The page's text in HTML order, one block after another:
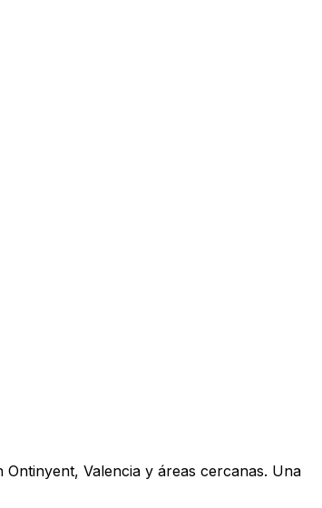
Valencia y áreas cercanas. Una